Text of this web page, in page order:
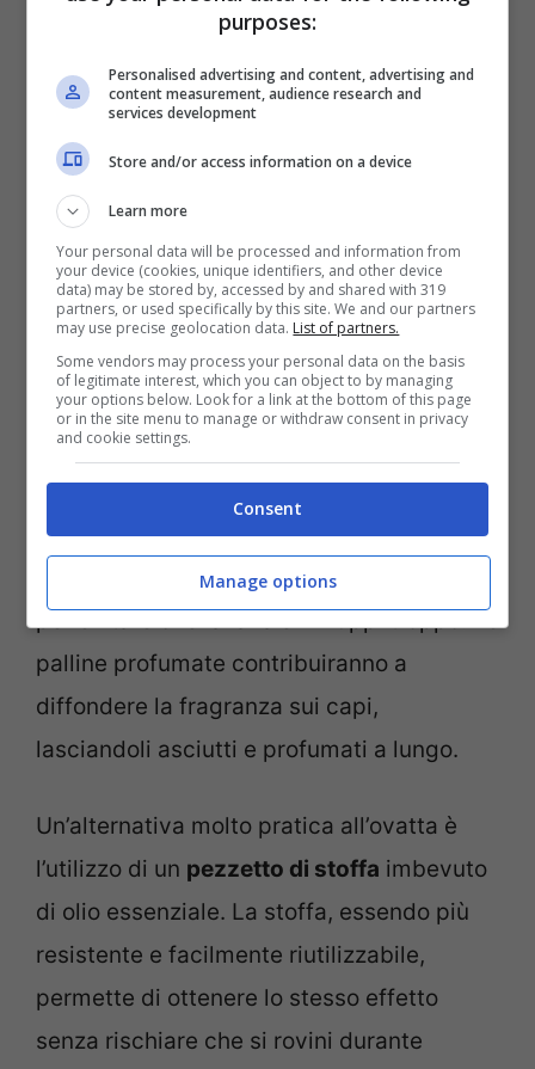
Questi piccoli accessori, che hanno il
compito di ridurre i tempi di asciugatura e
migliorare la distribuzione del calore,
possono essere utilizzati anche per
profumare il bucato
preparare una soluzione di 4 gocce di olio
essenziale in 300 ml di acqua. Con l’aiuto
di uno spruzzino, si vaporizza la miscela
sulle palline di lana prima di inserirle nel
cestello.
Attenzione a non bagnare eccessivamente
le palline: è importante mantenere una
distanza adeguatadurante la spruzzatura
per evitare che la lana si inzuppi troppo. Le
palline profumate contribuiranno a
diffondere la fragranza sui capi,
lasciandoli asciutti e profumati a lungo.
Un’alternativa molto pratica all’ovatta è
l’utilizzo di un pezzetto di stoffa imbevuto
di olio essenziale. La stoffa, essendo più
resistente e facilmente riutilizzabile,
permette di ottenere lo stesso effetto
senza rischiare che si rovini durante
purposes:
Personalised advertising and content, advertising and
content measurement, audience research and
services development
Store and/or access information on a device
Learn more
Your personal data will be processed and information from
your device (cookies, unique identifiers, and other device
data) may be stored by, accessed by and shared with 319
partners, or used specifically by this site. We and our partners
may use precise geolocation data. List of partners.
Some vendors may process your personal data on the basis
of legitimate interest, which you can object to by managing
your options below. Look for a link at the bottom of this page
or in the site menu to manage or withdraw consent in privacy
and cookie settings.
Consent
Manage options